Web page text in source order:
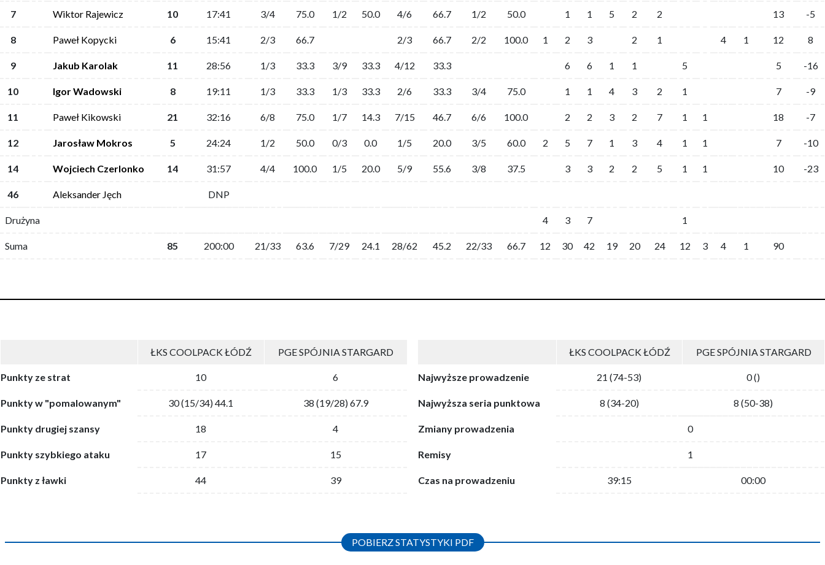
7 Wiktor Rajewicz 10 17:41 3/4 75.0 1/2 50.0 4/6 66.7 1/2 50.0 1 1 5 2 2 13 -5
8 Paweł Kopycki 6 15:41 2/3 66.7 2/3 66.7 2/2 100.0 1 2 3 2 1 4 1 12 8
9 Jakub Karolak 11 28:56 1/3 33.3 3/9 33.3 4/12 33.3 6 6 1 1 5 5 -16
10 Igor Wadowski 8 19:11 1/3 33.3 1/3 33.3 2/6 33.3 3/4 75.0 1 1 4 3 2 1 7 -9
11 Paweł Kikowski 21 32:16 6/8 75.0 1/7 14.3 7/15 46.7 6/6 100.0 2 2 3 2 7 1 1 18 -7
12 Jarosław Mokros 5 24:24 1/2 50.0 0/3 0.0 1/5 20.0 3/5 60.0 2 5 7 1 3 4 1 1 7 -10
14 Wojciech Czerlonko 14 31:57 4/4 100.0 1/5 20.0 5/9 55.6 3/8 37.5 3 3 2 2 5 1 1 10 -23
46 Aleksander Jęch DNP
Drużyna 4 3 7 1
Suma 85 200:00 21/33 63.6 7/29 24.1 28/62 45.2 22/33 66.7 12 30 42 19 20 24 12 3 4 1 90
ŁKS COOLPACK ŁÓDŹ PGE SPÓJNIA STARGARD
Punkty ze strat 10 6
Punkty w "pomalowanym" 30 (15/34) 44.1 38 (19/28) 67.9
Punkty drugiej szansy 18 4
Punkty szybkiego ataku 17 15
Punkty z ławki 44 39
ŁKS COOLPACK ŁÓDŹ PGE SPÓJNIA STARGARD
Najwyższe prowadzenie 21 (74-53) 0 ()
Najwyższa seria punktowa 8 (34-20) 8 (50-38)
Zmiany prowadzenia 0
Remisy 1
Czas na prowadzeniu 39:15 00:00
POBIERZ STATYSTYKI PDF